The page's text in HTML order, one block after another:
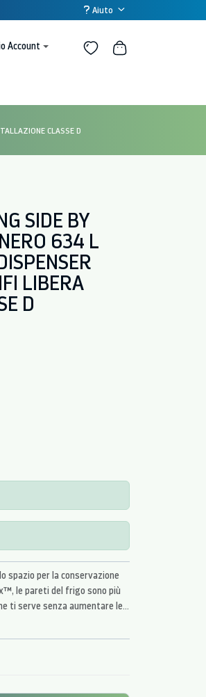
Aiuto
Account
CLASSE D
SIDE BY
634 L
LIBERA
D
spazio per la conservazione
le pareti del frigo sono più
ti serve senza aumentare le
Center aumenta la